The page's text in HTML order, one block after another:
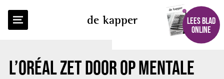
de kapper
LEES BLAD
ONLINE
L’ORÉAL ZET DOOR OP MENTALE
TERUG NAAR OVERZICHT